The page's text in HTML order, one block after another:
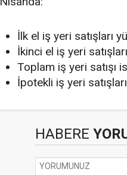
İlk el iş yeri satışları
İkinci el iş yeri
Toplam iş yeri satışı
İpotekli iş yeri
HABERE